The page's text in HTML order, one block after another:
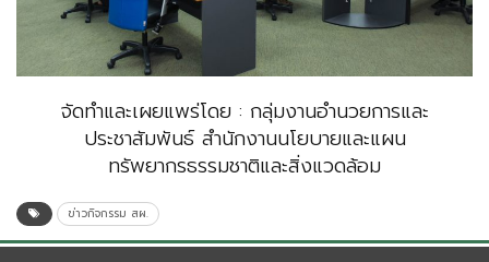
จัดทำและเผยแพร่โดย : กลุ่มงานอำนวยการและ
ประชาสัมพันธ์ สำนักงานนโยบายและแผน
ทรัพยากรธรรมชาติและสิ่งแวดล้อม
ข่าวกิจกรรม สผ.